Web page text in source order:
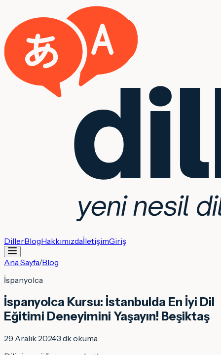
DillerBlogHakkımızdaİletişimGiriş
Ana Sayfa/Blog
İspanyolca
İspanyolca Kursu: İstanbulda En İyi Dil
Eğitimi Deneyimini Yaşayın! Beşiktaş
29 Aralık 2024·3 dk okuma